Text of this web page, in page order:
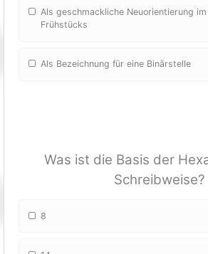
Als geschmackliche Neuorientierung im
Frühstücks
Als Bezeichnung für eine Binärstelle
Was ist die Basis der
Schreibweise?
8